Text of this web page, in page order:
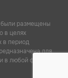
размещены
в целях
в период
для
в любой форме.